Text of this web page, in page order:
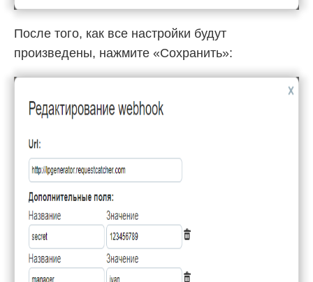
После того, как все настройки будут
произведены, нажмите «Сохранить»: